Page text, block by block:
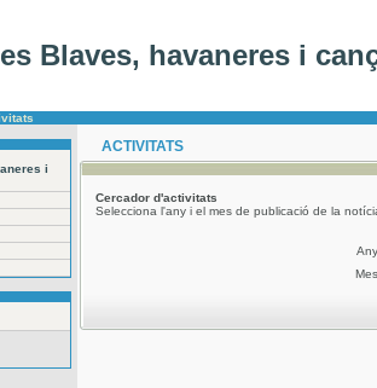
Blaves, havaneres i
i
ACTIVITATS
Cercador d'activitats
Selecciona l'any i el mes de publicació de la
Any
Mes